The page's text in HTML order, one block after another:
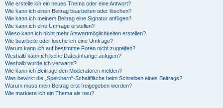
Wie erstelle ich ein neues Thema oder eine Antwort?
Wie kann ich einen Beitrag bearbeiten oder löschen?
Wie kann ich meinem Beitrag eine Signatur anfügen?
Wie kann ich eine Umfrage erstellen?
Wieso kann ich nicht mehr Antwortmöglichkeiten erstellen?
Wie bearbeite oder lösche ich eine Umfrage?
Warum kann ich auf bestimmte Foren nicht zugreifen?
Weshalb kann ich keine Dateianhänge anfügen?
Weshalb wurde ich verwarnt?
Wie kann ich Beiträge den Moderatoren melden?
Was bewirkt die „Speichern“-Schaltfläche beim Schreiben eines Beitrags?
Warum muss mein Beitrag erst freigegeben werden?
Wie markiere ich ein Thema als neu?